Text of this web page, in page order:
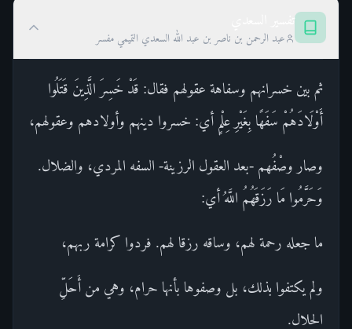
عبد الرحمن بن ناصر بن عبد الله السعدي التميمي مفسر
ثم بين خسرانهم وسفاهة عقولهم فقال: قَدْ خَسِرَ الَّذِينَ قَتَلُوا
أَوْلَادَهُمْ سَفَهًا بِغَيْرِ عِلْمٍ أي: خسروا دينهم وأولادهم وعقولهم،
وصار وصْفُهم -بعد العقول الرزينة- السفه المردي، والضلال.
وَحَرَّمُوا مَا رَزَقَهُمُ اللَّهُ أي:
ما جعله رحمة لهم، وساقه رزقا لهم. فردوا كرامة ربهم،
ولم يكتفوا بذلك، بل وصفوها بأنها حرام، وهي من أَحَلِّ
الحلال.